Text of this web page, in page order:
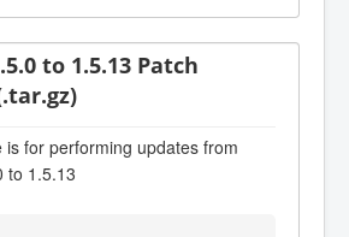
to 1.5.13 Patch
is for performing updates from
to 1.5.13